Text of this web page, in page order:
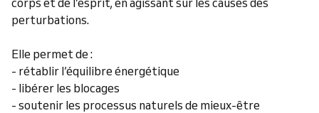
corps et de l’esprit, en agissant sur les causes des
perturbations.
Elle permet de :
- rétablir l’équilibre énergétique
- libérer les blocages
- soutenir les processus naturels de mieux-être